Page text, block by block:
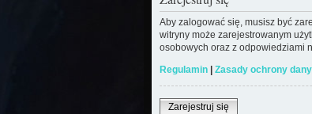
Aby zalogować się, musisz być
witryny może zarejestrowanym
osobowych oraz z odpowiedziami
Regulamin | Zasady ochrony
Zarejestruj się